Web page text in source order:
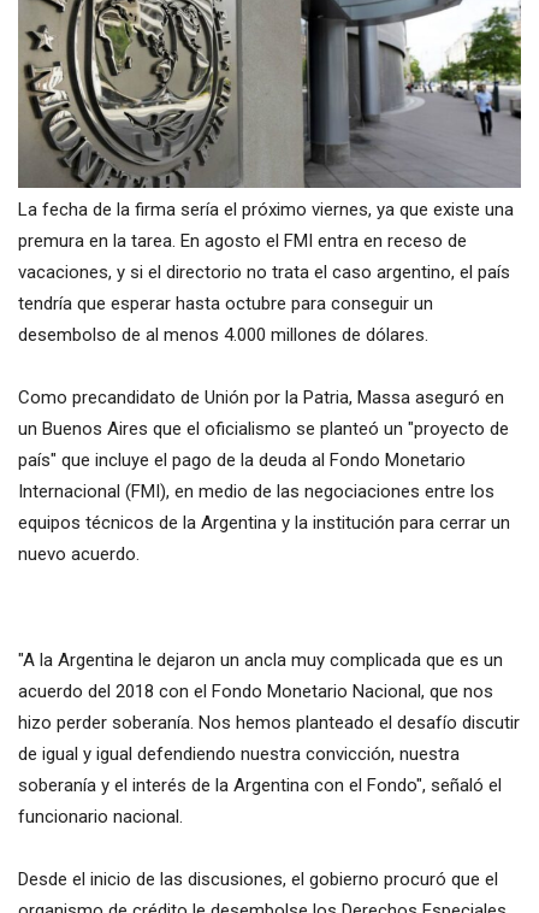
La fecha de la firma sería el próximo viernes, ya que existe una
premura en la tarea. En agosto el FMI entra en receso de
vacaciones, y si el directorio no trata el caso argentino, el país
tendría que esperar hasta octubre para conseguir un
desembolso de al menos 4.000 millones de dólares.
Como precandidato de Unión por la Patria, Massa aseguró en
un Buenos Aires que el oficialismo se planteó un "proyecto de
país" que incluye el pago de la deuda al Fondo Monetario
Internacional (FMI), en medio de las negociaciones entre los
equipos técnicos de la Argentina y la institución para cerrar un
nuevo acuerdo.
"A la Argentina le dejaron un ancla muy complicada que es un
acuerdo del 2018 con el Fondo Monetario Nacional, que nos
hizo perder soberanía. Nos hemos planteado el desafío discutir
de igual y igual defendiendo nuestra convicción, nuestra
soberanía y el interés de la Argentina con el Fondo", señaló el
funcionario nacional.
Desde el inicio de las discusiones, el gobierno procuró que el